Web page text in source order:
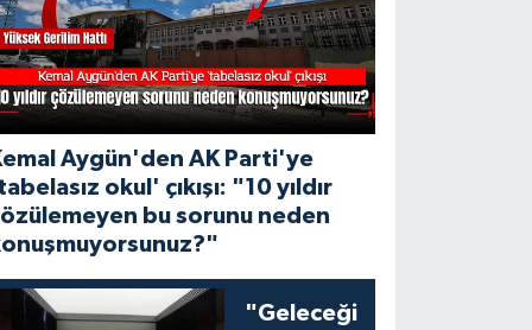
Aygün'den AK Parti'ye
okul' çıkışı: "10 yıldır
bu sorunu neden
"Geleceği